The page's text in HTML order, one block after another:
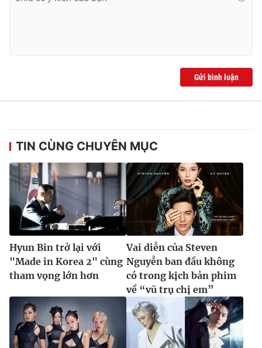
Gửi bình luận
TIN CÙNG CHUYÊN MỤC
Hyun Bin trở lại với
"Made in Korea 2" cùng
tham vọng lớn hơn
Vai diễn của Steven
Nguyễn ban đầu không
có trong kịch bản phim
về “vũ trụ chị em”